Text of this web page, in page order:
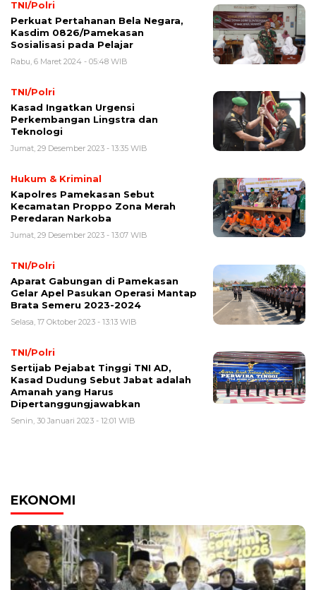
TNI/Polri
Perkuat Pertahanan Bela Negara,
Kasdim 0826/Pamekasan
Sosialisasi pada Pelajar
Rabu, 6 Maret 2024 - 05:48 WIB
TNI/Polri
Kasad Ingatkan Urgensi
Perkembangan Lingstra dan
Teknologi
Jumat, 29 Desember 2023 - 13:35 WIB
Hukum & Kriminal
Kapolres Pamekasan Sebut
Kecamatan Proppo Zona Merah
Peredaran Narkoba
Jumat, 29 Desember 2023 - 13:07 WIB
TNI/Polri
Aparat Gabungan di Pamekasan
Gelar Apel Pasukan Operasi Mantap
Brata Semeru 2023-2024
Selasa, 17 Oktober 2023 - 13:13 WIB
TNI/Polri
Sertijab Pejabat Tinggi TNI AD,
Kasad Dudung Sebut Jabat adalah
Amanah yang Harus
Dipertanggungjawabkan
Senin, 30 Januari 2023 - 12:01 WIB
EKONOMI